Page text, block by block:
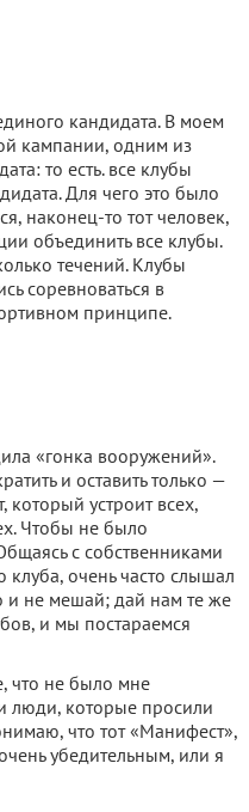
кандидата. В моем
кампании, одним из
то есть. все клубы
Для чего это было
наконец-то тот человек,
объединить все клубы.
течений. Клубы
соревноваться в
принципе.
«гонка вооружений».
и оставить только —
который устроит всех,
Чтобы не было
с собственниками
очень часто слышал
и не мешай; дай нам те же
и мы постараемся
что не было мне
люди, которые просили
что тот «Манифест»,
убедительным, или я